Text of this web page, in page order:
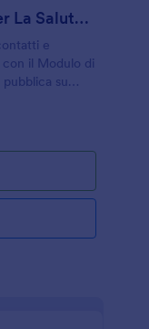
Dichiarazione Di Viaggio Per La Salute Pubblica
e
con il Modulo di
su